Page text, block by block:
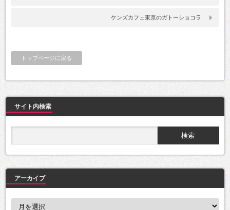
ケンズカフェ東京のガトーショコラ
トップページに戻る
サイト内検索
アーカイブ